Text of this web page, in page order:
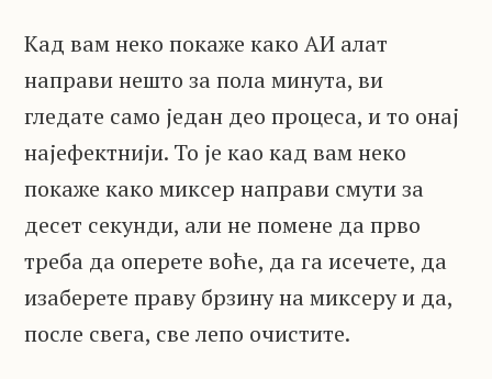
Кад вам неко покаже како АИ алат
направи нешто за пола минута, ви
гледате само један део процеса, и то онај
најефектнији. То је као кад вам неко
покаже како миксер направи смути за
десет секунди, али не помене да прво
треба да оперете воће, да га исечете, да
изаберете праву брзину на миксеру и да,
после свега, све лепо очистите.